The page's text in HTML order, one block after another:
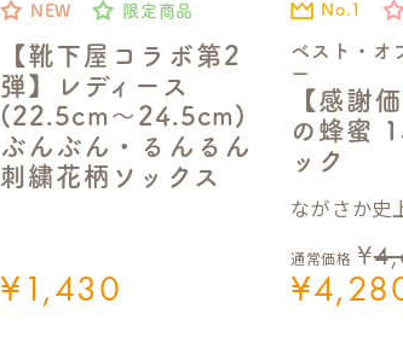
【靴下屋コラボ第2
弾】レディース
(22.5cm～24.5cm)
ぶんぶん・るんるん
刺繍花柄ソックス
NEW 限定商品
¥1,430
ベスト・オ
ー
【感謝
の蜂蜜
ック
No.1
通常価格 ¥
¥
ながさか史